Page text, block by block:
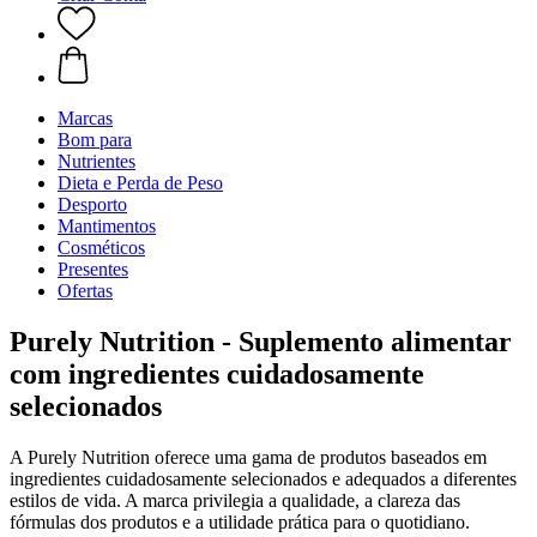
Marcas
Bom para
Nutrientes
Dieta e Perda de Peso
Desporto
Mantimentos
Cosméticos
Presentes
Ofertas
Purely Nutrition - Suplemento alimentar
com ingredientes cuidadosamente
selecionados
A Purely Nutrition oferece uma gama de produtos baseados em
ingredientes cuidadosamente selecionados e adequados a diferentes
estilos de vida. A marca privilegia a qualidade, a clareza das
fórmulas dos produtos e a utilidade prática para o quotidiano.